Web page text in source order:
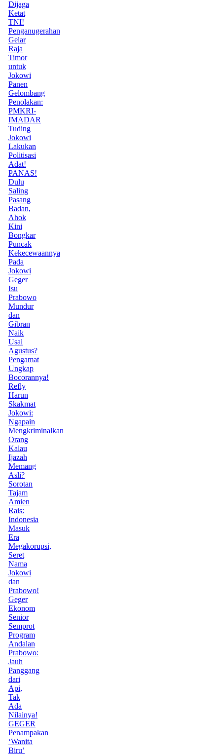
Dijaga
Ketat
TNI!
Penganugerahan
Gelar
Raja
Timor
untuk
Jokowi
Panen
Gelombang
Penolakan:
PMKRI-
IMADAR
Tuding
Jokowi
Lakukan
Politisasi
Adat!
PANAS!
Dulu
Saling
Pasang
Badan,
Ahok
Kini
Bongkar
Puncak
Kekecewaannya
Pada
Jokowi
Geger
Isu
Prabowo
Mundur
dan
Gibran
Naik
Usai
Agustus?
Pengamat
Ungkap
Bocorannya!
Refly
Harun
Skakmat
Jokowi:
Ngapain
Mengkriminalkan
Orang
Kalau
Ijazah
Memang
Asli?
Sorotan
Tajam
Amien
Rais:
Indonesia
Masuk
Era
Megakorupsi,
Seret
Nama
Jokowi
dan
Prabowo!
Geger
Ekonom
Senior
Semprot
Program
Andalan
Prabowo:
Jauh
Panggang
dari
Api,
Tak
Ada
Nilainya!
GEGER
Penampakan
‘Wanita
Biru’